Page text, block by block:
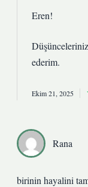
Eren!
ederim.
Ekim 21, 2025
Rana
birinin hayalini